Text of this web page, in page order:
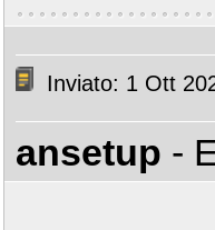
Inviato: 1 Ott
ansetup -